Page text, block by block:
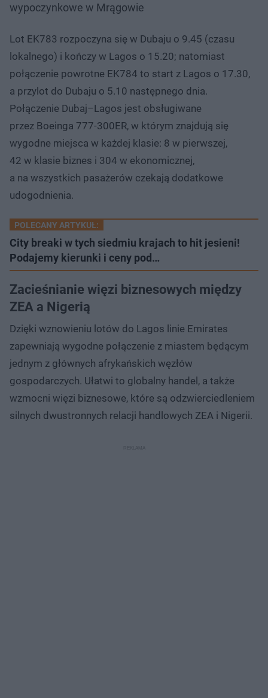
wypoczynkowe w Mrągowie
Lot EK783 rozpoczyna się w Dubaju o 9.45 (czasu
lokalnego) i kończy w Lagos o 15.20; natomiast
połączenie powrotne EK784 to start z Lagos o 17.30,
a przylot do Dubaju o 5.10 następnego dnia.
Połączenie Dubaj–Lagos jest obsługiwane
przez Boeinga 777-300ER, w którym znajdują się
wygodne miejsca w każdej klasie: 8 w pierwszej,
42 w klasie biznes i 304 w ekonomicznej,
a na wszystkich pasażerów czekają dodatkowe
udogodnienia.
POLECANY ARTYKUŁ:
City breaki w tych siedmiu krajach to hit jesieni!
Podajemy kierunki i ceny pod…
Zacieśnianie więzi biznesowych między
ZEA a Nigerią
Dzięki wznowieniu lotów do Lagos linie Emirates
zapewniają wygodne połączenie z miastem będącym
jednym z głównych afrykańskich węzłów
gospodarczych. Ułatwi to globalny handel, a także
wzmocni więzi biznesowe, które są odzwierciedleniem
silnych dwustronnych relacji handlowych ZEA i Nigerii.